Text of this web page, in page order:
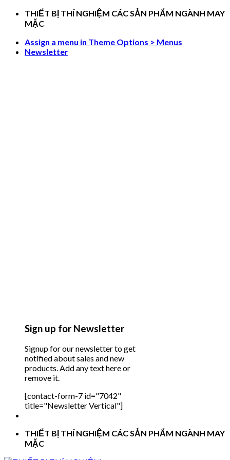
Skip
THIẾT BỊ THÍ NGHIỆM CÁC SẢN PHẨM NGÀNH MAY
MẶC
Assign a menu in Theme Options > Menus
Newsletter
Sign up for Newsletter
Signup for our newsletter to get
notified about sales and new
products. Add any text here or
remove it.
[contact-form-7 id="7042"
title="Newsletter Vertical"]
THIẾT BỊ THÍ NGHIỆM CÁC SẢN PHẨM NGÀNH MAY
MẶC